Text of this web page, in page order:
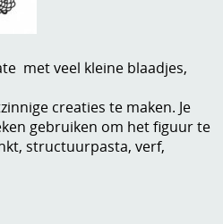
steen
met veel kleine blaadjes,
creaties te maken. Je
gebruiken om het figuur te
structuurpasta, verf,